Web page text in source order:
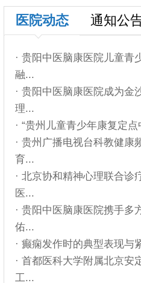
医院动态 通知公
· 贵阳中医脑康医院儿童青
融...
· 贵阳中医脑康医院成为金
理...
· “贵州儿童青少年康复定
· 贵州广播电视台科教健康
育...
· 北京协和精神心理联合诊
医...
· 贵阳中医脑康医院携手多
佑...
· 癫痫发作时的典型表现与
· 首都医科大学附属北京安
工...